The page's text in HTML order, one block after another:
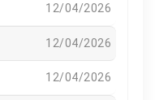
12/04/2026
12/04/2026
12/04/2026